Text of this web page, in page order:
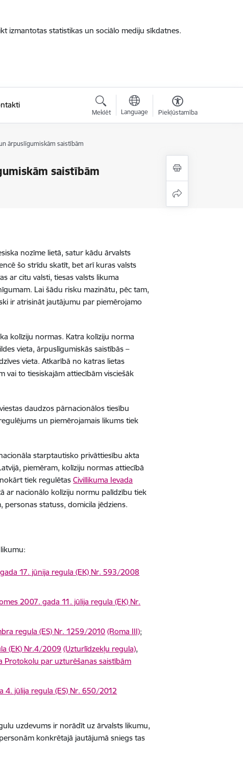
izmantotas statistikas un sociālo mediju sīkdatnes.
Meklēt Language Piekļūstamība
ārpuslīgumiskām saistībām
saistībām
nozīme lietā, satur kādu ārvalsts
šo strīdu skatīt, bet arī kuras valsts
ar citu valsti, tiesas valsts likuma
Lai šādu risku mazinātu, pēc tam,
ir atrisināt jautājumu par piemērojamo
kolīziju normas. Katra kolīziju norma
vieta, ārpuslīgumiskās saistībās –
vieta. Atkarībā no katras lietas
vai to tiesiskajām attiecībām visciešāk
daudzos pārnacionālos tiesību
un piemērojamais likums tiek
starptautisko privāttiesību akta
piemēram, kolīziju normas attiecībā
tiek regulētasCivillikuma Ievada
ar nacionālo kolīziju normu palīdzību tiek
statuss, domicila jēdziens.
17. jūnija regula (EK) Nr. 593/2008
2007. gada 11. jūlija regula (EK) Nr.
regula (ES) Nr. 1259/2010 (Roma III);
(EK) Nr.4/2009 (Uzturlīdzekļu regula),
Protokolu par uzturēšanas saistībām
4. jūlija regula (ES) Nr. 650/2012
uzdevums ir norādīt uz ārvalsts likumu,
konkrētajā jautājumā sniegs tas